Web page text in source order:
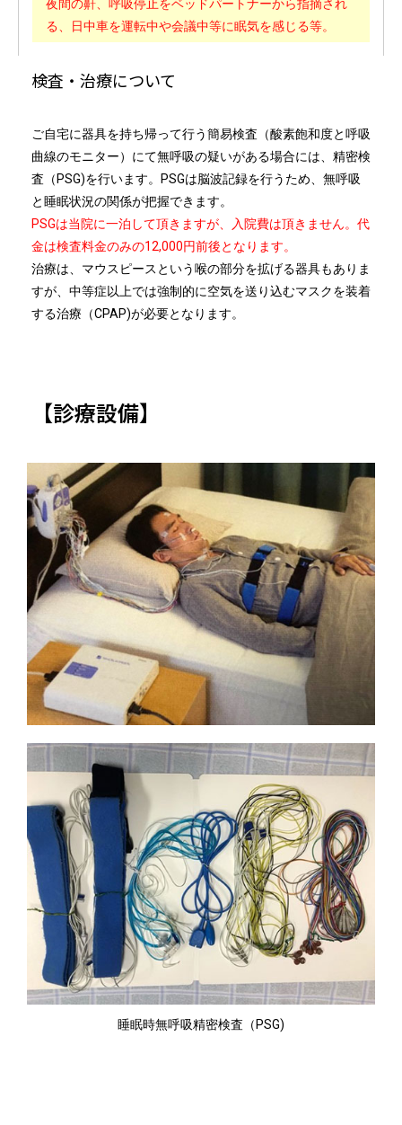
夜間の鼾、呼吸停止をベッドパートナーから指摘され
る、日中車を運転中や会議中等に眠気を感じる等。
検査・治療について
ご自宅に器具を持ち帰って行う簡易検査（酸素飽和度と呼吸
曲線のモニター）にて無呼吸の疑いがある場合には、精密検
査（PSG)を行います。PSGは脳波記録を行うため、無呼吸
と睡眠状況の関係が把握できます。
PSGは当院に一泊して頂きますが、入院費は頂きません。代
金は検査料金のみの12,000円前後となります。
治療は、マウスピースという喉の部分を拡げる器具もありま
すが、中等症以上では強制的に空気を送り込むマスクを装着
する治療（CPAP)が必要となります。
【診療設備】
睡眠時無呼吸精密検査（PSG)